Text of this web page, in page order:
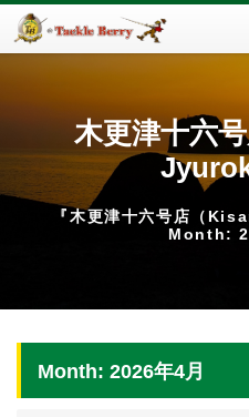
木更津十六
『木更津十六号店（
Month:
Month: 2026年4月